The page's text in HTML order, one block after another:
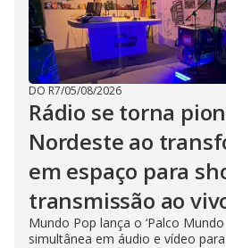
DO R7/05/08/2026
Rádio se torna
Nordeste ao
em espaço para
transmissão ao
Mundo Pop lança o ‘Palco
simultânea em áudio e vídeo